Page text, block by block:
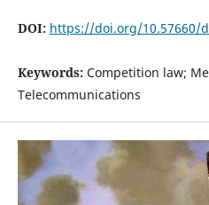
DOI: https://doi.org/10.57660/
Keywords: Competition law;
Telecommunications